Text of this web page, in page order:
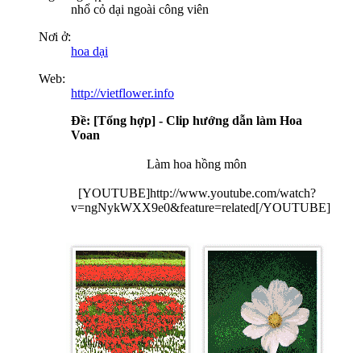
nhổ cỏ dại ngoài công viên
Nơi ở:
hoa dại
Web:
http://vietflower.info
Ðề: [Tổng hợp] - Clip hướng dẫn làm Hoa
Voan
Làm hoa hồng môn
[YOUTUBE]http://www.youtube.com/watch?
v=ngNykWXX9e0&feature=related[/YOUTUBE]​